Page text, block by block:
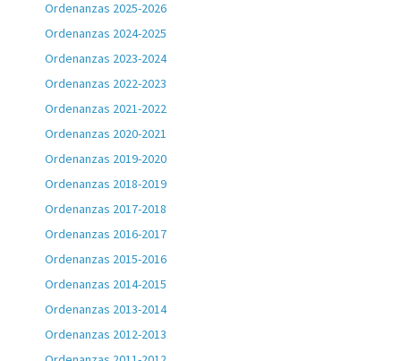
Ordenanzas 2025-2026
Ordenanzas 2024-2025
Ordenanzas 2023-2024
Ordenanzas 2022-2023
Ordenanzas 2021-2022
Ordenanzas 2020-2021
Ordenanzas 2019-2020
Ordenanzas 2018-2019
Ordenanzas 2017-2018
Ordenanzas 2016-2017
Ordenanzas 2015-2016
Ordenanzas 2014-2015
Ordenanzas 2013-2014
Ordenanzas 2012-2013